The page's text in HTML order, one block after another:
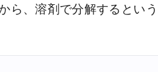
ら、溶剤で分解するという